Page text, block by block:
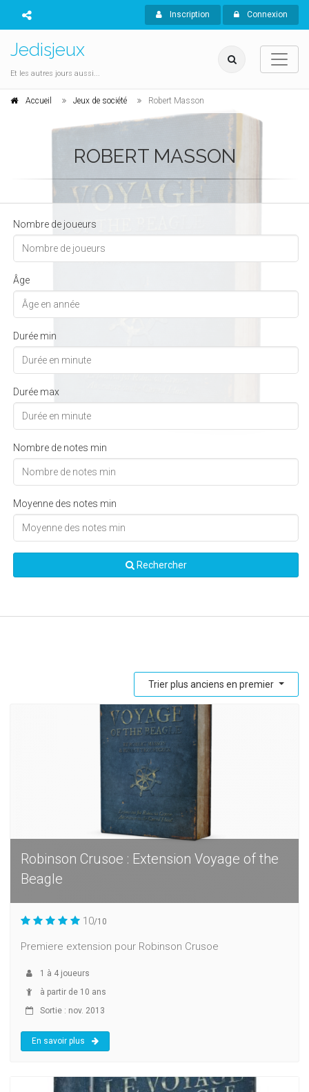
Inscription Connexion
Jedisjeux
Et les autres jours aussi...
Accueil Jeux de société Robert Masson
ROBERT MASSON
Nombre de joueurs
Âge
Durée min
Durée max
Nombre de notes min
Moyenne des notes min
Rechercher
Trier plus anciens en premier
Robinson Crusoe : Extension Voyage of the
Beagle
10/10
Premiere extension pour Robinson Crusoe
1 à 4 joueurs
à partir de 10 ans
Sortie : nov. 2013
En savoir plus